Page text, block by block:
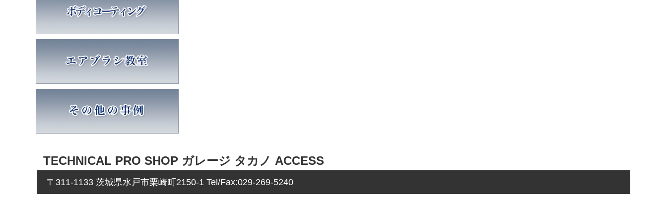
TECHNICAL PRO SHOP ガレージ タカノ ACCESS
〒311-1133 茨城県水戸市栗崎町2150-1 Tel/Fax:029-269-5240